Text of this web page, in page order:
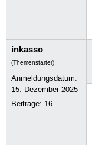
inkasso
(Themenstarter)
Anmeldungsdatum:
15. Dezember 2025
Beiträge: 16